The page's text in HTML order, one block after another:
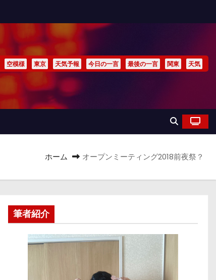
空模様 東京 天気予報 今日の一言 最後の一言 関東 天気
ホーム オープンミーティング2018前夜祭？
筆者紹介